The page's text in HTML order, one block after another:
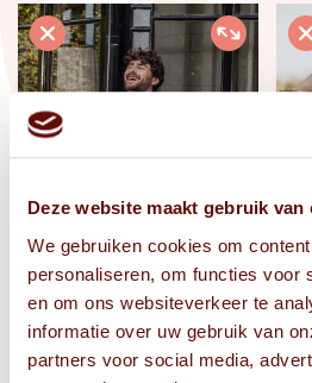
Deze website maakt gebruik van
We gebruiken cookies om
personaliseren, om functies voor
en om ons websiteverkeer te
informatie over uw gebruik van
partners voor social media,